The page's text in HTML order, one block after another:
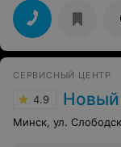
СЕРВИСНЫЙ ЦЕНТР
4.9 Новый
Минск, ул.